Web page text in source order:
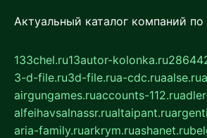
Актуальный каталог компаний
133chel.ru13autor-kolonka.ru
3-d-file.ru3d-file.rua-cdc.ruaalse.ru
airgungames.ruaccounts-112.ru
alfeihavsalnassr.rualtaipant.ru
aria-family.ruarkrym.ruashanet.ru